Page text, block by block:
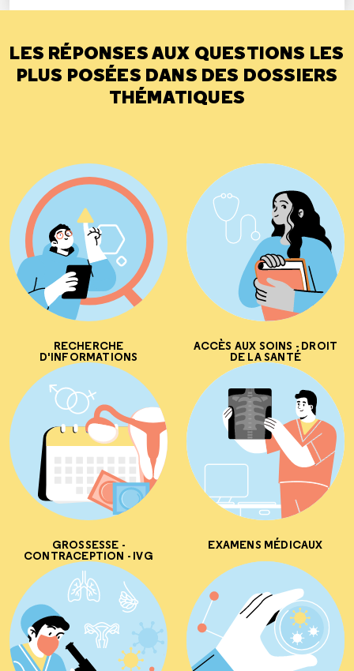
LES RÉPONSES AUX QUESTIONS LES
PLUS POSÉES DANS DES DOSSIERS
THÉMATIQUES
RECHERCHE
D'INFORMATIONS
ACCÈS AUX SOINS - DROIT
DE LA SANTÉ
GROSSESSE -
CONTRACEPTION - IVG
EXAMENS MÉDICAUX